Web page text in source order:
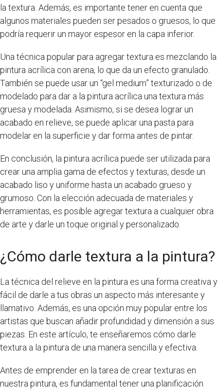
la textura. Además, es importante tener en cuenta que
algunos materiales pueden ser pesados o gruesos, lo que
podría requerir un mayor espesor en la capa inferior.
Una técnica popular para agregar textura es mezclando la
pintura acrílica con arena, lo que da un efecto granulado.
También se puede usar un “gel medium” texturizado o de
modelado para dar a la pintura acrílica una textura más
gruesa y modelada. Asimismo, si se desea lograr un
acabado en relieve, se puede aplicar una pasta para
modelar en la superficie y dar forma antes de pintar.
En conclusión, la pintura acrílica puede ser utilizada para
crear una amplia gama de efectos y texturas, desde un
acabado liso y uniforme hasta un acabado grueso y
grumoso. Con la elección adecuada de materiales y
herramientas, es posible agregar textura a cualquier obra
de arte y darle un toque original y personalizado.
¿Cómo darle textura a la pintura?
La técnica del relieve en la pintura es una forma creativa y
fácil de darle a tus obras un aspecto más interesante y
llamativo. Además, es una opción muy popular entre los
artistas que buscan añadir profundidad y dimensión a sus
piezas. En este artículo, te enseñaremos cómo darle
textura a la pintura de una manera sencilla y efectiva.
Antes de emprender en la tarea de crear texturas en
nuestra pintura, es fundamental tener una planificación